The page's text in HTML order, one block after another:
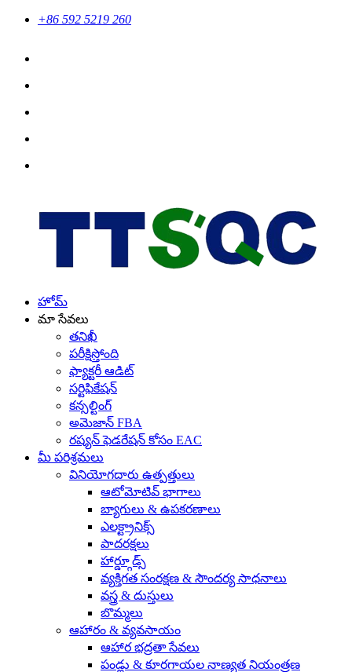
+86 592 5219 260
హోమ్
మా సేవలు
తనిఖీ
పరీక్షిస్తోంది
ఫ్యాక్టరీ ఆడిట్
సర్టిఫికేషన్
కన్సల్టింగ్
అమెజాన్ FBA
రష్యన్ ఫెడరేషన్ కోసం EAC
మీ పరిశ్రమలు
వినియోగదారు ఉత్పత్తులు
ఆటోమోటివ్ భాగాలు
బ్యాగులు & ఉపకరణాలు
ఎలక్ట్రానిక్స్
పాదరక్షలు
హార్డ్గూడ్స్
వ్యక్తిగత సంరక్షణ & సౌందర్య సాధనాలు
వస్త్ర & దుస్తులు
బొమ్మలు
ఆహారం & వ్యవసాయం
ఆహార భద్రతా సేవలు
పండ్లు & కూరగాయల నాణ్యత నియంత్రణ